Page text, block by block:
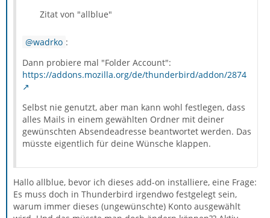
Zitat von "allblue"
wadrko :
Dann probiere mal "Folder Account":
https://addons.mozilla.org/de/thunderbird/addon/2874
Selbst nie genutzt, aber man kann wohl festlegen, dass
alles Mails in einem gewählten Ordner mit deiner
gewünschten Absendeadresse beantwortet werden. Das
müsste eigentlich für deine Wünsche klappen.
Hallo allblue, bevor ich dieses add-on installiere, eine Frage:
Es muss doch in Thunderbird irgendwo festgelegt sein,
warum immer dieses (ungewünschte) Konto ausgewählt